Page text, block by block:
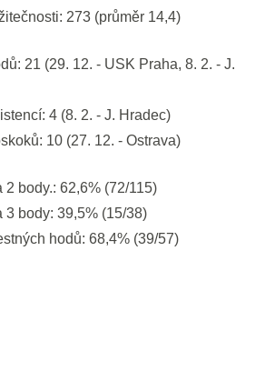
273 (průměr 14,4)
21 (29. 12. - USK Praha, 8. 2. - J.
4 (8. 2. - J. Hradec)
10 (27. 12. - Ostrava)
body.: 62,6% (72/115)
3 body: 39,5% (15/38)
hodů: 68,4% (39/57)